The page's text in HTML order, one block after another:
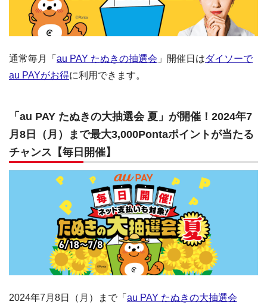
通常毎月「 au PAY たぬきの抽選会 」開催日はダイソーで
au PAYがお得に利用できます。
「au PAY たぬきの大抽選会 夏」が開催！2024年7
月8日（月）まで最大3,000Pontaポイントが当たる
チャンス【毎日開催】
2024年7月8日（月）まで「 au PAY たぬきの大抽選会